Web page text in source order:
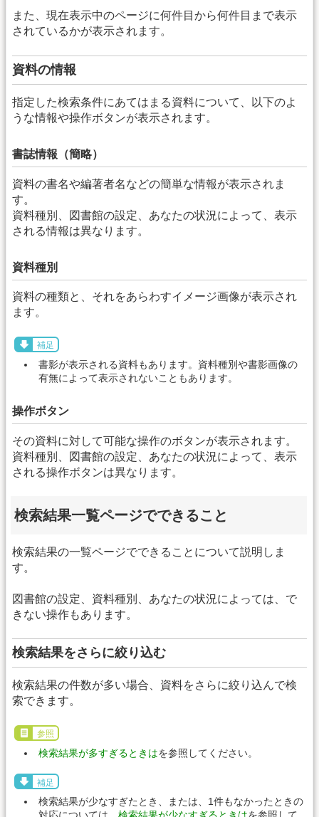
また、現在表示中のページに何件目から何件目まで表示
されているかが表示されます。
資料の情報
指定した検索条件にあてはまる資料について、以下のよ
うな情報や操作ボタンが表示されます。
書誌情報（簡略）
資料の書名や編著者名などの簡単な情報が表示されま
す。
資料種別、図書館の設定、あなたの状況によって、表示
される情報は異なります。
資料種別
資料の種類と、それをあらわすイメージ画像が表示され
ます。
補足
書影が表示される資料もあります。資料種別や書影画像の
有無によって表示されないこともあります。
操作ボタン
その資料に対して可能な操作のボタンが表示されます。
資料種別、図書館の設定、あなたの状況によって、表示
される操作ボタンは異なります。
検索結果一覧ページでできること
検索結果の一覧ページでできることについて説明しま
す。
図書館の設定、資料種別、あなたの状況によっては、で
きない操作もあります。
検索結果をさらに絞り込む
検索結果の件数が多い場合、資料をさらに絞り込んで検
索できます。
参照
検索結果が多すぎるときはを参照してください。
補足
検索結果が少なすぎたとき、または、1件もなかったときの